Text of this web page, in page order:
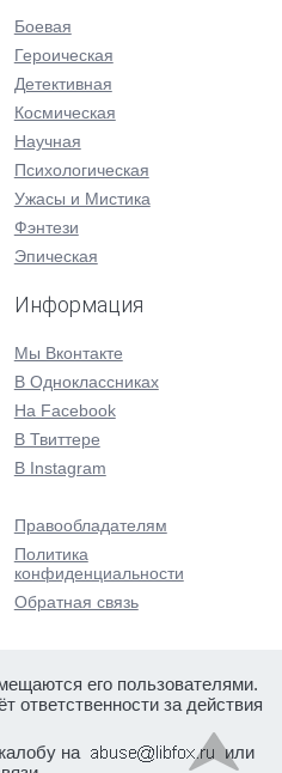
Боевая
Героическая
Детективная
Космическая
Научная
Психологическая
Ужасы и Мистика
Фэнтези
Эпическая
Информация
Мы Вконтакте
В Одноклассниках
На Facebook
В Твиттере
В Instagram
Правообладателям
Политика
конфиденциальности
Обратная связь
его пользователями.
ответственности за действия
на
или